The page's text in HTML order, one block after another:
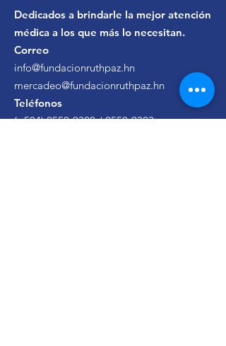
Dedicados a brindarle la mejor atención
médica a los que más lo necesitan.
Correo
info@fundacionruthpaz.hn
mercadeo@fundacionruthpaz.hn
Teléfonos
(+504)2550-9320/2550-9323